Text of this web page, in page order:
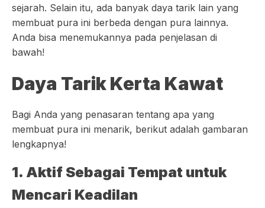
sejarah. Selain itu, ada banyak daya tarik lain yang
membuat pura ini berbeda dengan pura lainnya.
Anda bisa menemukannya pada penjelasan di
bawah!
Daya Tarik Kerta Kawat
Bagi Anda yang penasaran tentang apa yang
membuat pura ini menarik, berikut adalah gambaran
lengkapnya!
1. Aktif Sebagai Tempat untuk
Mencari Keadilan